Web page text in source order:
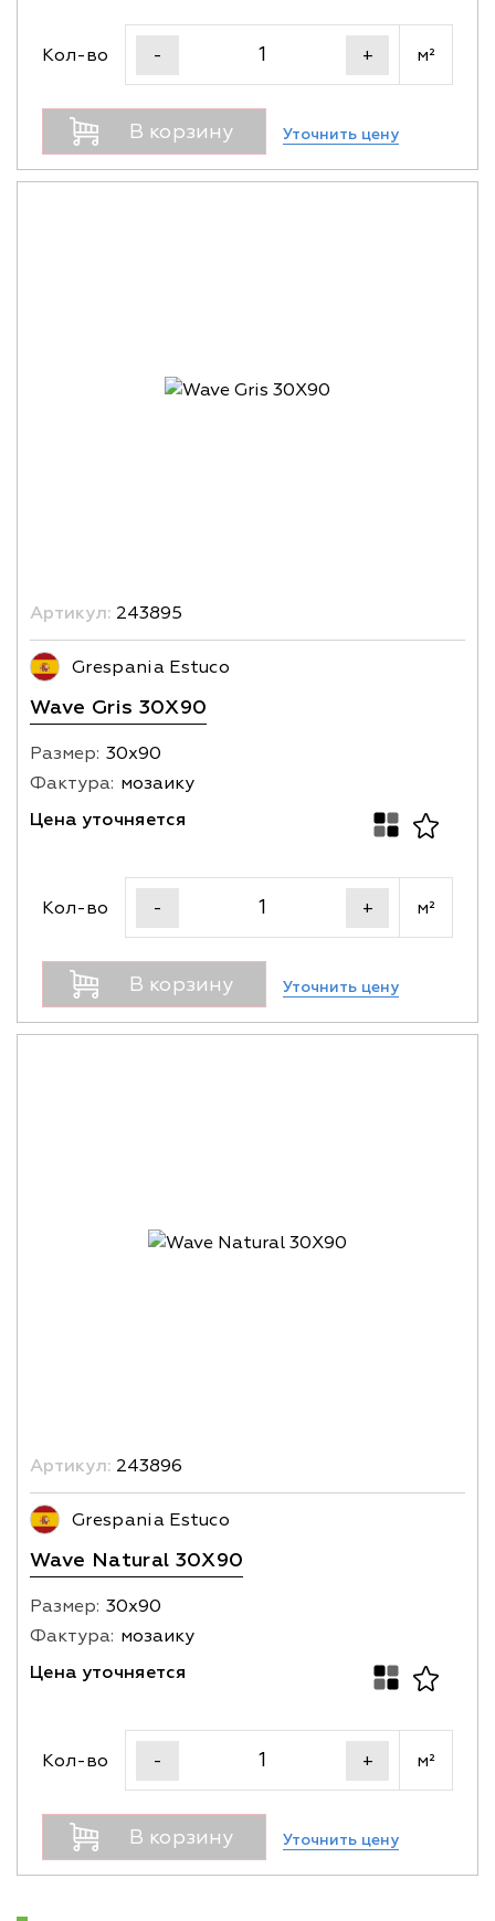
Кол-во - + м²
В корзину Уточнить цену
Артикул: 243895
Grespania Estuco
Wave Gris 30X90
Размер: 30х90
Фактура: мозаику
Цена уточняется
Кол-во - + м²
В корзину Уточнить цену
Артикул: 243896
Grespania Estuco
Wave Naturаl 30X90
Размер: 30х90
Фактура: мозаику
Цена уточняется
Кол-во - + м²
В корзину Уточнить цену